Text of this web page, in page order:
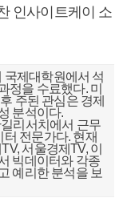
인사이트케이 소
국제대학원에서 석
정을 수료했다. 미
주된 관심은 경제
분석이다.
리서치에서 근무
전문가다. 현재
서울경제TV, 이
빅데이터와 각종
예리한 분석을 보